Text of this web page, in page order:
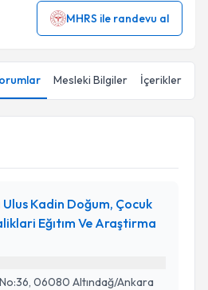
MHRS ile randevu al
Mesleki Bilgiler İçerikler
Kadin Doğum, Çocuk
Eğıtım Ve Araştirma
06080 Altındağ/Ankara